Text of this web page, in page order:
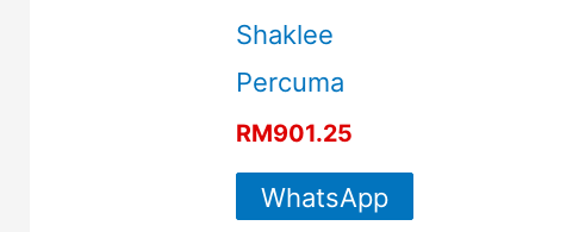
Shaklee
Percuma
RM901.25
WhatsApp